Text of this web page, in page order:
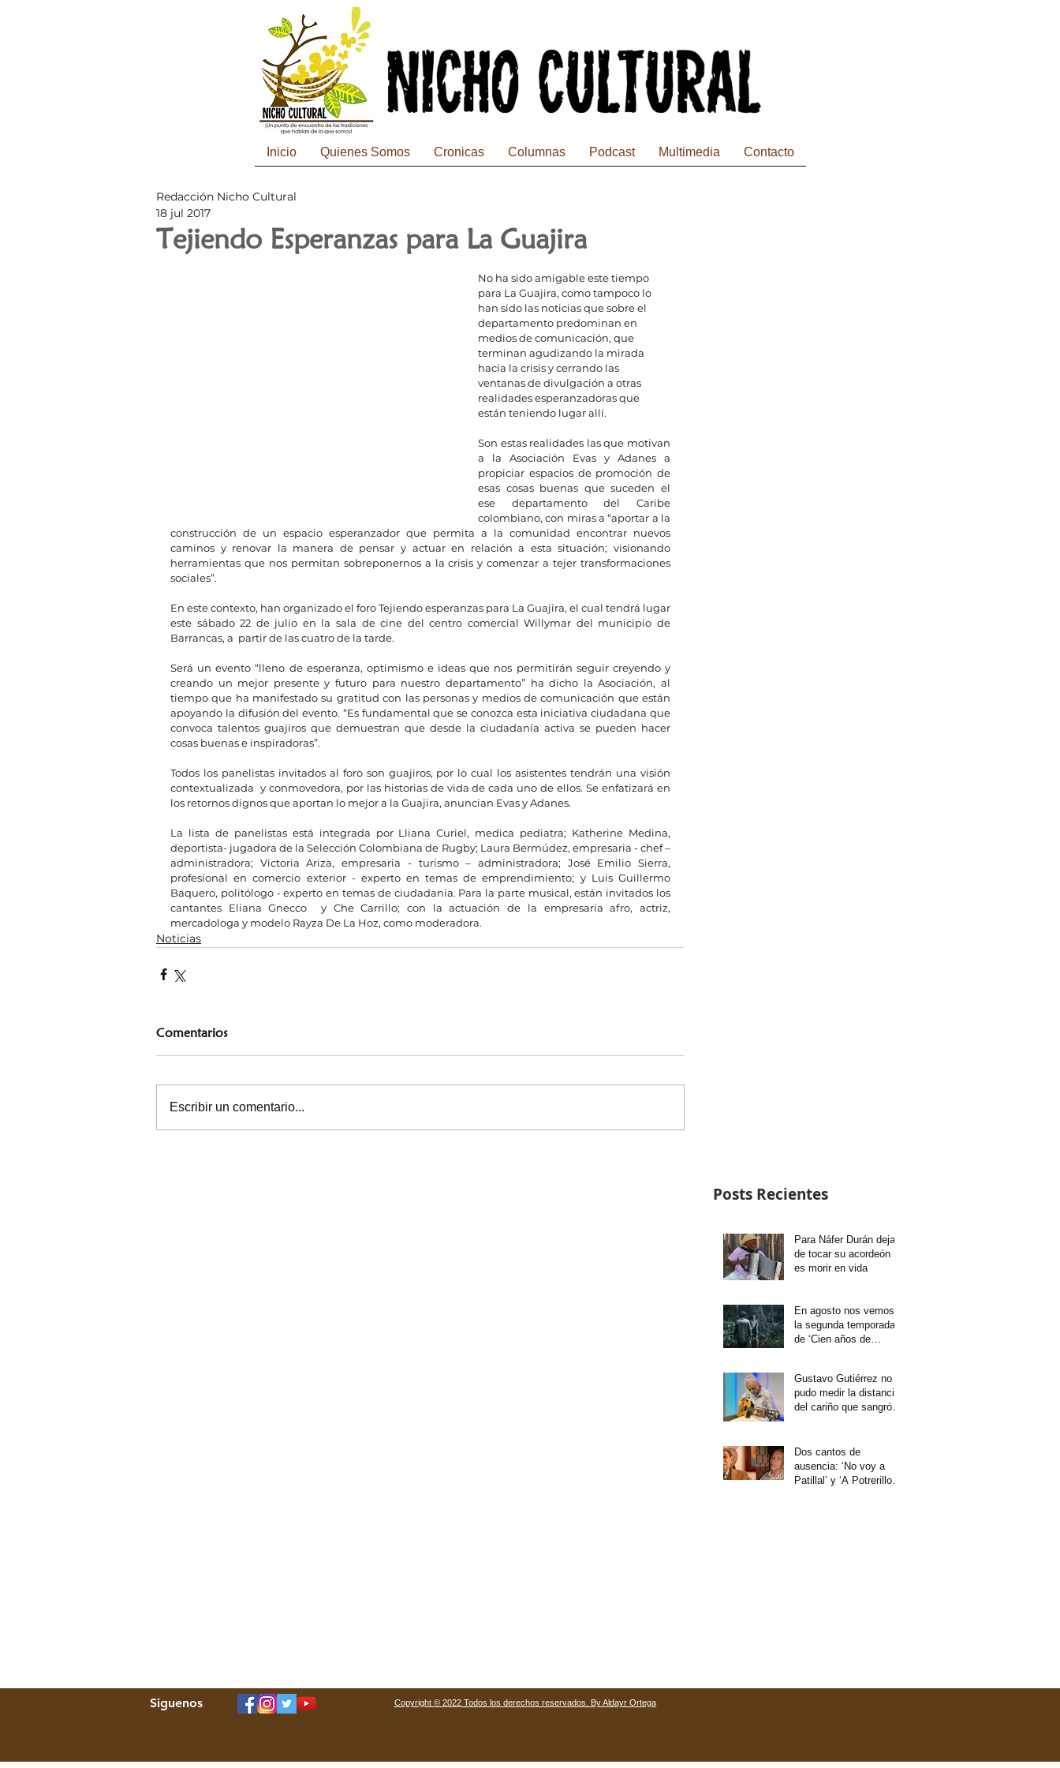
Inicio Quienes Somos Cronicas Columnas Podcast Multimedia Contacto
Tejiendo Esperanzas para La Guajira
Redacción Nicho Cultural
18 jul 2017
No ha sido amigable este tiempo
para La Guajira, como tampoco lo
han sido las noticias que sobre el
departamento predominan en
medios de comunicación, que
terminan agudizando la mirada
hacia la crisis y cerrando las
ventanas de divulgación a otras
realidades esperanzadoras que
están teniendo lugar allí.
Son estas realidades las que motivan
a la Asociación Evas y Adanes a
propiciar espacios de promoción de
esas cosas buenas que suceden el
ese departamento del Caribe
colombiano, con miras a “aportar a la
construcción de un espacio esperanzador que permita a la comunidad encontrar nuevos
caminos y renovar la manera de pensar y actuar en relación a esta situación; visionando
herramientas que nos permitan sobreponernos a la crisis y comenzar a tejer transformaciones
sociales”.
En este contexto, han organizado el foro Tejiendo esperanzas para La Guajira, el cual tendrá lugar
este sábado 22 de julio en la sala de cine del centro comercial Willymar del municipio de
Barrancas, a  partir de las cuatro de la tarde.
Será un evento “lleno de esperanza, optimismo e ideas que nos permitirán seguir creyendo y
creando un mejor presente y futuro para nuestro departamento” ha dicho la Asociación, al
tiempo que ha manifestado su gratitud con las personas y medios de comunicación que están
apoyando la difusión del evento. “Es fundamental que se conozca esta iniciativa ciudadana que
convoca talentos guajiros que demuestran que desde la ciudadanía activa se pueden hacer
cosas buenas e inspiradoras”.
Todos los panelistas invitados al foro son guajiros, por lo cual los asistentes tendrán una visión
contextualizada  y conmovedora, por las historias de vida de cada uno de ellos. Se enfatizará en
los retornos dignos que aportan lo mejor a la Guajira, anuncian Evas y Adanes.
La lista de panelistas está integrada por Lliana Curiel, medica pediatra; Katherine Medina,
deportista- jugadora de la Selección Colombiana de Rugby; Laura Bermúdez, empresaria - chef –
administradora; Victoria Ariza, empresaria - turismo – administradora; José Emilio Sierra,
profesional en comercio exterior - experto en temas de emprendimiento; y Luis Guillermo
Baquero, politólogo - experto en temas de ciudadanía. Para la parte musical, están invitados los
cantantes Eliana Gnecco  y Che Carrillo; con la actuación de la empresaria afro, actriz,
mercadologa y modelo Rayza De La Hoz, como moderadora.
Noticias
Comentarios
Escribir un comentario...
Posts Recientes
Para Náfer Durán dejar
de tocar su acordeón
es morir en vida
En agosto nos vemos
la segunda temporada
de ‘Cien años de
Gustavo Gutiérrez no
pudo medir la distancia
del cariño que sangró
Dos cantos de
ausencia: ‘No voy a
Patillal’ y ‘A Potrerillo
Siguenos Copyright © 2022 Todos los derechos reservados. By Aldayr Ortega